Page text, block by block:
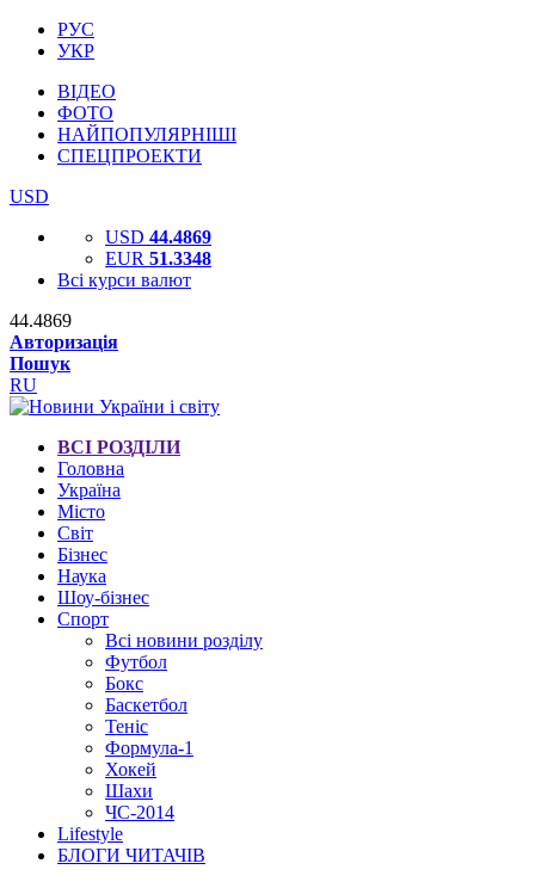
РУС
УКР
ВІДЕО
ФОТО
НАЙПОПУЛЯРНІШІ
СПЕЦПРОЕКТИ
USD
USD 44.4869
EUR 51.3348
Всі курси валют
44.4869
Авторизація
Пошук
RU
ВСІ РОЗДІЛИ
Головна
Україна
Місто
Світ
Бізнес
Наука
Шоу-бізнес
Спорт
Всі новини розділу
Футбол
Бокс
Баскетбол
Теніс
Формула-1
Хокей
Шахи
ЧС-2014
Lifestyle
БЛОГИ ЧИТАЧІВ